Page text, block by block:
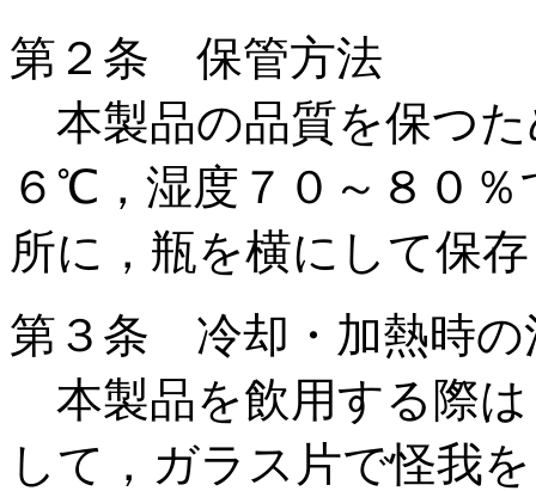
第２条 保管方法
本製品の品質を保つ
６℃，湿度７０～８０
所に，瓶を横にして保
第３条 冷却・加熱時の
本製品を飲用する際
して，ガラス片で怪我